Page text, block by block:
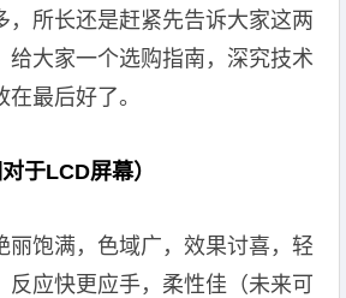
，所长还是赶紧先告诉大家这两
给大家一个选购指南，深究技术
最后好了。
于LCD屏幕）
丽饱满，色域广，效果讨喜，轻
反应快更应手，柔性佳（未来可